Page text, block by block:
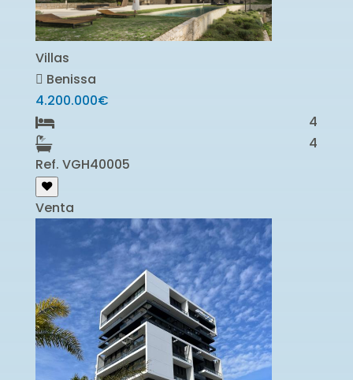
Villas
Benissa
4.200.000€
4
4
Ref. VGH40005
Venta